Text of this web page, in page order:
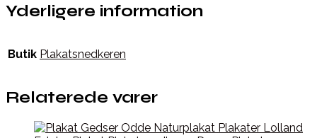
Yderligere information
Butik Plakatsnedkeren
Relaterede varer